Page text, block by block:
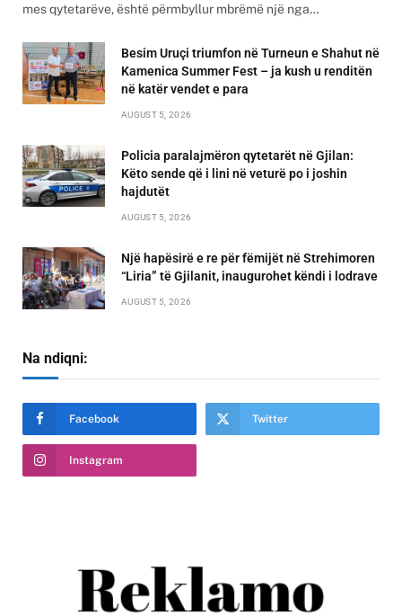
mes qytetarëve, është përmbyllur mbrëmë një nga…
Besim Uruçi triumfon në Turneun e Shahut në
Kamenica Summer Fest – ja kush u renditën
në katër vendet e para
AUGUST 5, 2026
Policia paralajmëron qytetarët në Gjilan:
Këto sende që i lini në veturë po i joshin
hajdutët
AUGUST 5, 2026
Një hapësirë e re për fëmijët në Strehimoren
“Liria” të Gjilanit, inaugurohet këndi i lodrave
AUGUST 5, 2026
Na ndiqni:
Facebook Twitter
Instagram